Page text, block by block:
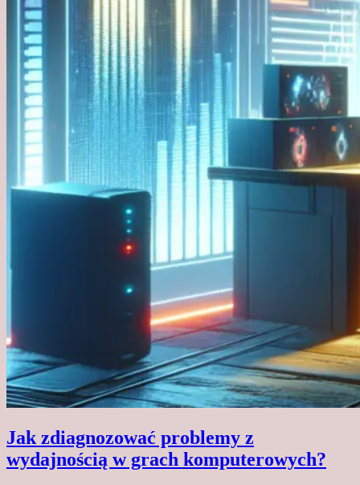
Jak zdiagnozować problemy z
wydajnością w grach komputerowych?